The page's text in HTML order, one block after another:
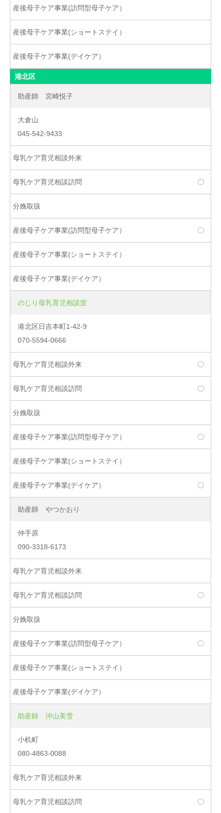
港北区
助産師 宮崎悦子
大倉山
045-542-9433
〇
〇
のじり母乳育児相談室
港北区日吉本町1-42-9
070-5594-0666
〇
〇
〇
〇
助産師 やつかおり
仲手原
090-3318-6173
〇
〇
助産師 沖山美雪
小机町
080-4863-0088
〇